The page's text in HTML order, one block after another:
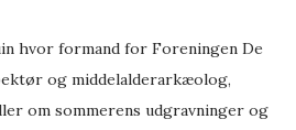
hvor formand for Foreningen De
og middelalderarkæolog,
om sommerens udgravninger og